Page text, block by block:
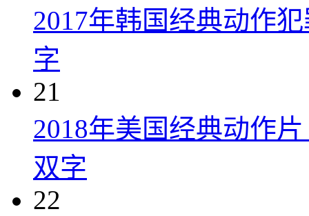
2017年韩国经典动作
字
21
2018年美国经典动作
双字
22